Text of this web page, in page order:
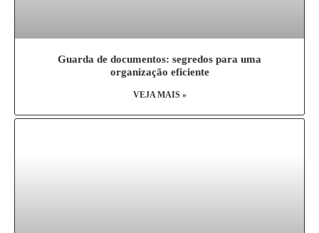
Guarda de documentos: segredos para uma
organização eficiente
VEJA MAIS »